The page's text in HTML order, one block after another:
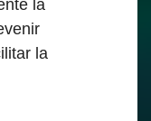
la
la